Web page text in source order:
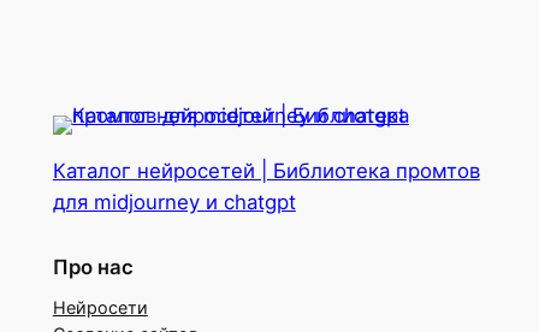
Каталог нейросетей | Библиотека промтов
для midjourney и chatgpt
Про нас
Нейросети